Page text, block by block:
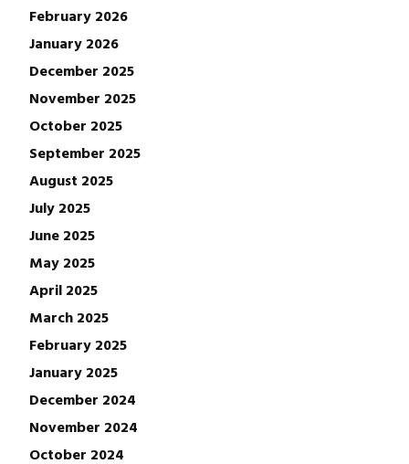
February 2026
January 2026
December 2025
November 2025
October 2025
September 2025
August 2025
July 2025
June 2025
May 2025
April 2025
March 2025
February 2025
January 2025
December 2024
November 2024
October 2024